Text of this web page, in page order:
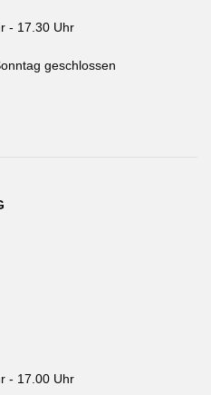
- 17.30 Uhr
geschlossen
- 17.00 Uhr